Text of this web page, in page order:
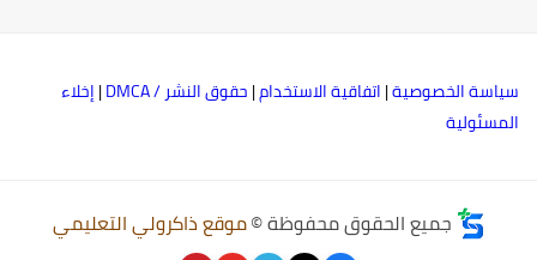
الخصوصية|اتفاقية الاستخدام|حقوق النشر / DMCA |إخلاء
جميع الحقوق محفوظة ©موقع ذاكرولي التعليمي